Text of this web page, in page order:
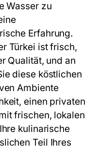
Wasser zu
Erfahrung.
Türkei ist frisch,
Qualität, und an
diese köstlichen
Ambiente
einen privaten
frischen, lokalen
kulinarische
Teil Ihres